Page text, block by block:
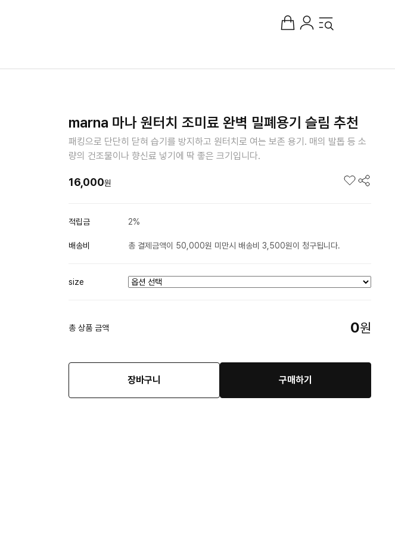
marna 마나 원터치 조미료 완벽 밀폐용기 슬림 추천
패킹으로 단단히 닫혀 습기를 방지하고 원터치로 여는 보존 용기. 매의 발톱 등 소
량의 건조물이나 향신료 넣기에 딱 좋은 크기입니다.
16,000원
적립금 2%
배송비 총 결제금액이 50,000원 미만시 배송비 3,500원이 청구됩니다.
size
총 상품 금액 0원
장바구니 구매하기